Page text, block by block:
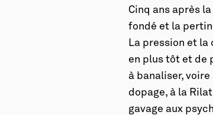
Cinq ans après
fondé et la
La pression et
en plus tôt et de
à banaliser,
dopage, à la
gavage aux